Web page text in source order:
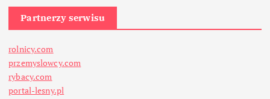
Partnerzy serwisu
rolnicy.com
przemyslowcy.com
rybacy.com
portal-lesny.pl